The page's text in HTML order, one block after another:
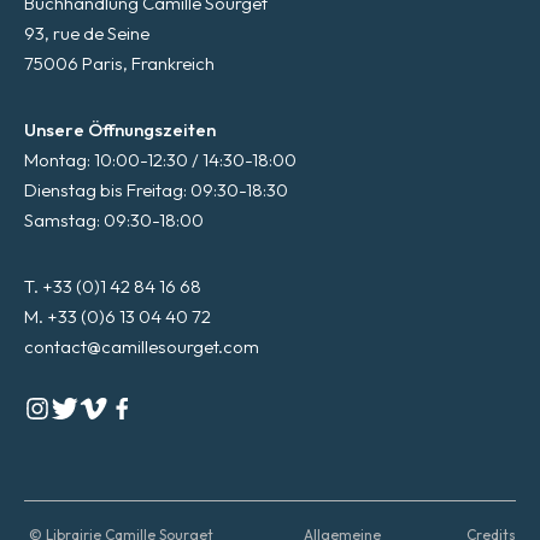
93, rue de Seine
75006 Paris, Frankreich
Unsere Öffnungszeiten
Montag: 10:00-12:30 / 14:30-18:00
Dienstag bis Freitag: 09:30-18:30
Samstag: 09:30-18:00
T. +33 (0)1 42 84 16 68
M. +33 (0)6 13 04 40 72
contact@camillesourget.com
© Librairie Camille Sourget Allgemeine Credits